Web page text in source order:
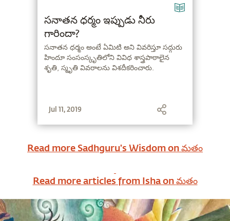
సనాతన ధర్మం ఇప్పుడు నీరు
గారిందా?
సనాతన ధర్మం అంటే ఏమిటి అని వివరిస్తూ సద్గురు
హిందూ సంసంస్కృతిలోని వివిధ శాస్త్రపాఠాలైన
శృతి, స్మృతి వివరాలను విశదీకరించారు.
Jul 11, 2019
Read more Sadhguru's Wisdom onమతం
Read more articles from Isha onమతం